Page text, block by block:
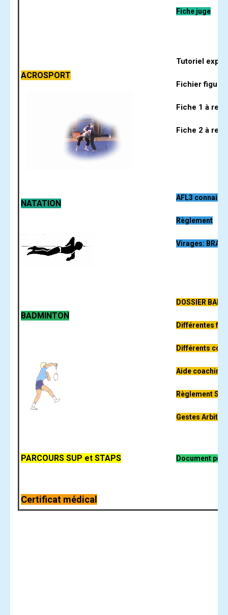
Fiche juge
ACROSPORT
Tutoriel
Fichier
Fiche 1 à
Fiche 2 à
NATATION
AFL3
Règlement
Virages:
BADMINTON
DOSSIER
Différentes
Différents
Aide coaching
Règlement
Gestes
PARCOURS SUP et STAPS Document
Certificat médical